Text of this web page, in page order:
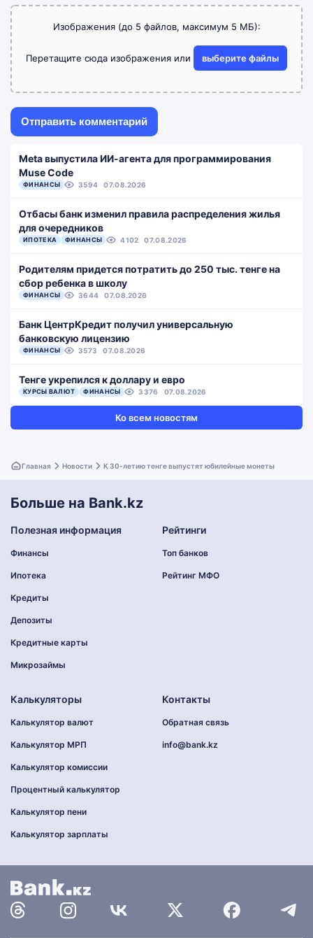
Изображения (до 5 файлов, максимум 5 МБ):
Перетащите сюда изображения или выберите файлы
Meta выпустила ИИ-агента для программирования
Muse Code
ФИНАНСЫ 3594 07.08.2026
Отбасы банк изменил правила распределения жилья
для очередников
ИПОТЕКА ФИНАНСЫ 4102 07.08.2026
Родителям придется потратить до 250 тыс. тенге на
сбор ребенка в школу
ФИНАНСЫ 3644 07.08.2026
Банк ЦентрКредит получил универсальную
банковскую лицензию
ФИНАНСЫ 3573 07.08.2026
Тенге укрепился к доллару и евро
КУРСЫ ВАЛЮТ ФИНАНСЫ 3376 07.08.2026
Ко всем новостям
Главная Новости К 30-летию тенге выпустят юбилейные монеты
Больше на Bank.kz
Полезная информация
Финансы
Ипотека
Кредиты
Депозиты
Кредитные карты
Микрозаймы
Рейтинги
Топ банков
Рейтинг МФО
Калькуляторы
Калькулятор валют
Калькулятор МРП
Калькулятор комиссии
Процентный калькулятор
Калькулятор пени
Калькулятор зарплаты
Контакты
Обратная связь
info@bank.kz